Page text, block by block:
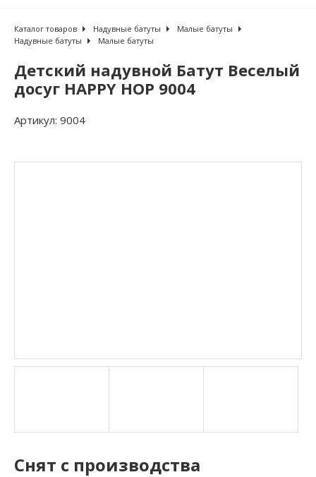
Каталог товаров Надувные батуты
Малые батуты
Надувные батуты
Малые батуты
Детский надувной Батут Веселый
досуг HAPPY HOP 9004
Артикул: 9004
Снят с производства